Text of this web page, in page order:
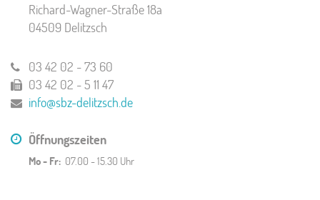
Richard-Wagner-Straße 18a
04509 Delitzsch
03 42 02 - 73 60
03 42 02 - 5 11 47
info@sbz-delitzsch.de
Öffnungszeiten
Mo - Fr: 07.00 - 15.30 Uhr